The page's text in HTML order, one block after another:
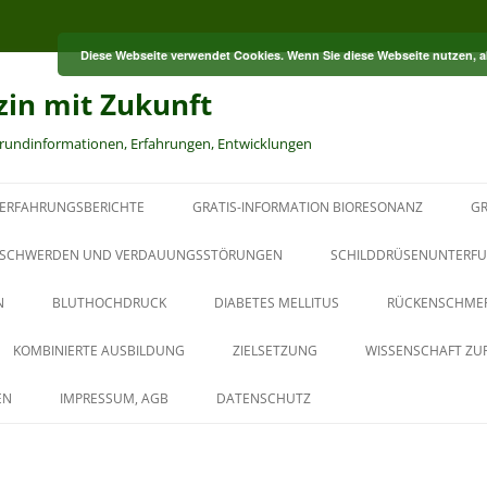
mit Zukunft
Erfahrungen, Entwicklungen
ERFAHRUNGSBERICHTE GRATIS-INFORMATION BIORESONANZ
UND VERDAUUNGSSTÖRUNGEN
BLUTHOCHDRUCK DIABETES MELLITUS
KOMBINIERTE AUSBILDUNG
AUS DER PAUL-SCHMIDT-
ZIELSETZUNG WISSENSCHAFT
IMPRESSUM, AGB DATENSCHUTZ
Diese Webseite verwendet Cookies. Wenn Sie diese Webseite nutzen,